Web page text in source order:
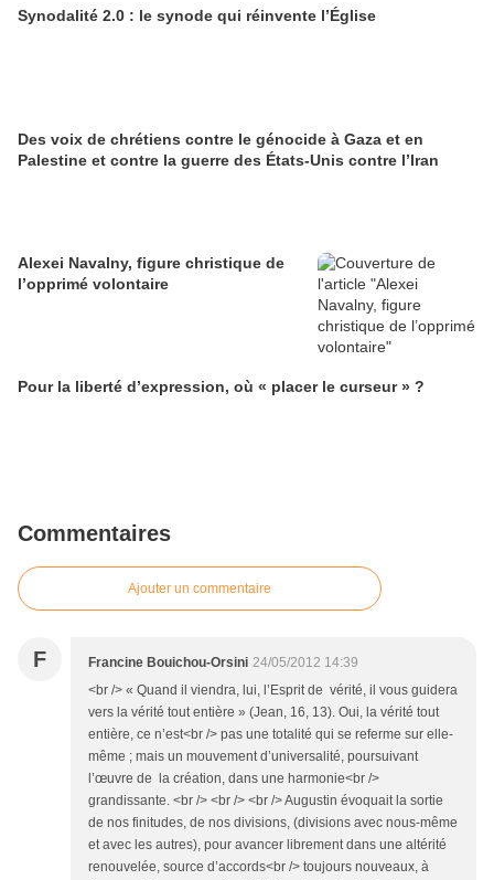
Synodalité 2.0 : le synode qui réinvente l’Église
Des voix de chrétiens contre le génocide à Gaza et en
Palestine et contre la guerre des États-Unis contre l’Iran
Alexei Navalny, figure christique de
l’opprimé volontaire
Pour la liberté d’expression, où « placer le curseur » ?
Commentaires
Ajouter un commentaire
F Francine Bouichou-Orsini 24/05/2012 14:39
<br /> « Quand il viendra, lui, l’Esprit de vérité, il vous guidera
vers la vérité tout entière » (Jean, 16, 13). Oui, la vérité tout
entière, ce n’est<br /> pas une totalité qui se referme sur elle-
même ; mais un mouvement d’universalité, poursuivant
l’œuvre de la création, dans une harmonie<br />
grandissante. <br /> <br /> <br /> Augustin évoquait la sortie
de nos finitudes, de nos divisions, (divisions avec nous-même
et avec les autres), pour avancer librement dans une altérité
renouvelée, source d’accords<br /> toujours nouveaux, à